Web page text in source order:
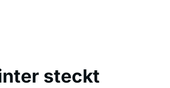
steckt